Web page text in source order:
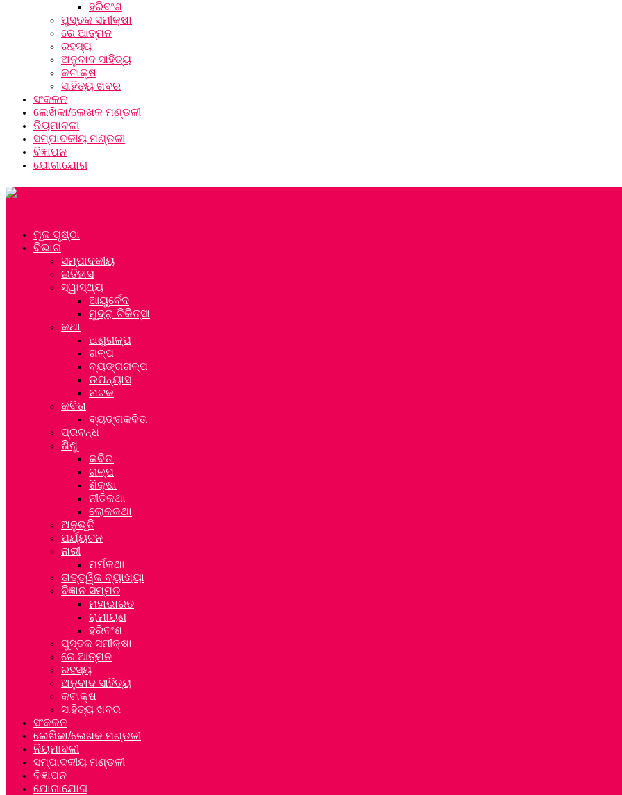
ହରିବଂଶ
ପୁସ୍ତକ ସମୀକ୍ଷା
ରେ ଆତ୍ମନ
ରହସ୍ୟ
ଅନୁବାଦ ସାହିତ୍ୟ
କଟାକ୍ଷ
ସାହିତ୍ୟ ଖବର
ସଂକଳନ
ଲେଖିକା/ଲେଖକ ମଣ୍ଡଳୀ
ନିୟମାବଳୀ
ସମ୍ପାଦକୀୟ ମଣ୍ଡଳୀ
ବିଜ୍ଞାପନ
ଯୋଗାଯୋଗ
ମୂଳ ପୃଷ୍ଠା
ବିଭାଗ
ସମ୍ପାଦକୀୟ
ଇତିହାସ
ସ୍ୱାସ୍ଥ୍ୟ
ଆୟୁର୍ବେଦ
ମୁଦ୍ରା ଚିକିତ୍ସା
କଥା
ଅଣୁଗଳ୍ପ
ଗଳ୍ପ
ବ୍ୟଙ୍ଗଗଳ୍ପ
ଉପନ୍ୟାସ
ନାଟକ
କବିତା
ବ୍ୟଙ୍ଗକବିତା
ପ୍ରବନ୍ଧ
ଶିଶୁ
କବିତା
ଗଳ୍ପ
ଶିକ୍ଷା
ନୀତିକଥା
ଲୋକକଥା
ଅନୁଭୂତି
ପର୍ଯ୍ୟଟନ
ନାରୀ
ମର୍ମକଥା
ତାତ୍ତ୍ୱିକ ବ୍ୟାଖ୍ୟା
ବିଜ୍ଞାନ ସମ୍ମତ
ମହାଭାରତ
ରାମାୟଣ
ହରିବଂଶ
ପୁସ୍ତକ ସମୀକ୍ଷା
ରେ ଆତ୍ମନ
ରହସ୍ୟ
ଅନୁବାଦ ସାହିତ୍ୟ
କଟାକ୍ଷ
ସାହିତ୍ୟ ଖବର
ସଂକଳନ
ଲେଖିକା/ଲେଖକ ମଣ୍ଡଳୀ
ନିୟମାବଳୀ
ସମ୍ପାଦକୀୟ ମଣ୍ଡଳୀ
ବିଜ୍ଞାପନ
ଯୋଗାଯୋଗ